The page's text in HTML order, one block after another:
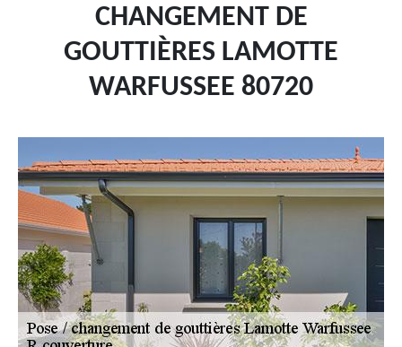
CHANGEMENT DE
GOUTTIÈRES LAMOTTE
WARFUSSEE 80720